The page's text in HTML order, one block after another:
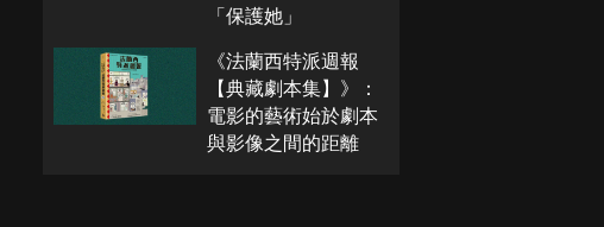
「保護她」
《法蘭西特派週報
【典藏劇本集】》：
電影的藝術始於劇本
與影像之間的距離